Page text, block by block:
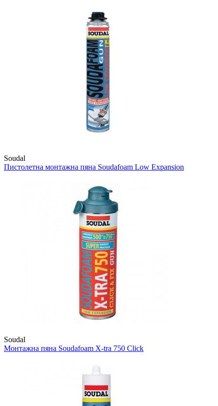
Soudal
Пистолетна монтажна пяна Soudafoam Low Expansion
Soudal
Монтажна пяна Soudafoam X-tra 750 Click